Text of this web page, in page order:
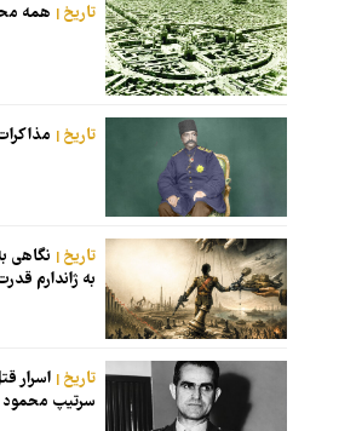
تاریخ همه
تاریخ
تاریخ نگاهی
به ژاندارم
تاریخ اسرار
سرتیپ